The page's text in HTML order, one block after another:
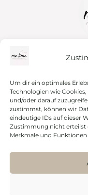
Um dir ein optimales
Technologien wie
und/oder darauf
zustimmst, können wir
eindeutige IDs auf dieser
Zustimmung nicht erteilst
Merkmale und
Bewirb dich
Proven
Kontakt
Instagram
Copyright by